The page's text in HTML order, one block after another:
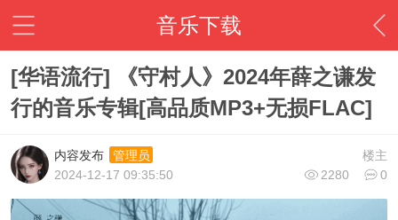
音乐下载
[华语流行] 《守村人》2024年薛之谦发
行的音乐专辑[高品质MP3+无损FLAC]
楼主
内容发布
管理员
2280
0
2024-12-17 09:35:50